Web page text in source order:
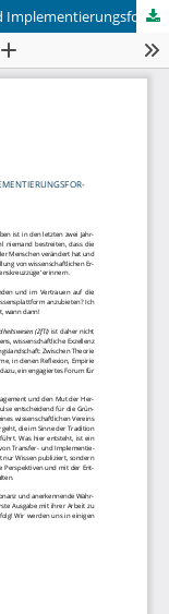
Erste Ausgabe - Zeitschrift für Transfer- und Implementierungsforschung im Gesundheitswesen (ZfTI)